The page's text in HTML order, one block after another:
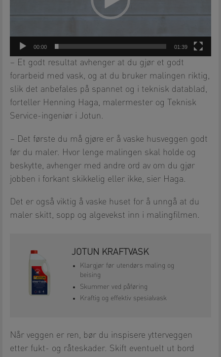
00:00 01:39
– Et godt resultat avhenger at du gjør et godt
forarbeid med vask, og at du bruker malingen riktig,
slik det anbefales på spannet og i teknisk datablad,
forteller Henning Haga, malermester og Teknisk
Service-ingeniør i Jotun.
– Det første du må gjøre er å vaske husveggen godt
før du maler. Hvor lenge malingen skal holde og
beskytte, avhenger med andre ord av om du gjør
jobben i forkant skikkelig eller ikke, sier Haga.
Det er også viktig å vaske huset for å unngå at du
maler skitt, sopp og algevekst inn i malingfilmen.
JOTUN KRAFTVASK
Klargjør før utendørs maling og
beising
Skummer ved påføring
Kraftig og effektiv spesialvask
Når veggen er ren, bør du inspisere ytterveggen
etter fukt- og råteskader. Skift eventuelt ut bord